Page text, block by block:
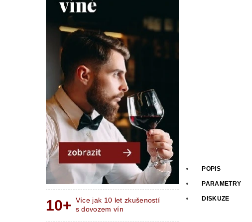
Více jak 10 let zkušeností
s dovozem vín
POPIS
PARAMETRY
DISKUZE